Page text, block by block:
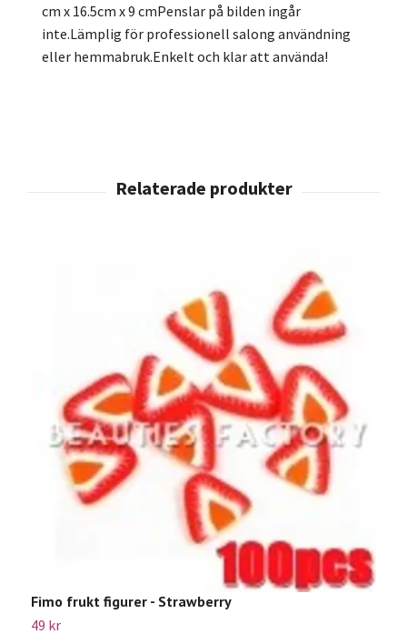
cm x 16.5cm x 9 cmPenslar på bilden ingår
inte.Lämplig för professionell salong användning
eller hemmabruk.Enkelt och klar att använda!
Fimo frukt figurer - Strawberry
49 kr